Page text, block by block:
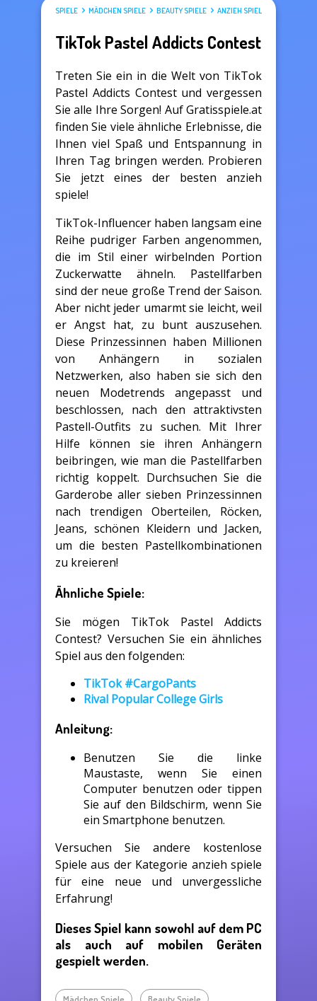
SPIELE MÄDCHEN SPIELE BEAUTY SPIELE ANZIEH SPIELE
TikTok Pastel Addicts Contest
Treten Sie ein in die Welt von TikTok
Pastel Addicts Contest und vergessen
Sie alle Ihre Sorgen! Auf Gratisspiele.at
finden Sie viele ähnliche Erlebnisse, die
Ihnen viel Spaß und Entspannung in
Ihren Tag bringen werden. Probieren
Sie jetzt eines der besten anzieh
spiele!
TikTok-Influencer haben langsam eine
Reihe pudriger Farben angenommen,
die im Stil einer wirbelnden Portion
Zuckerwatte ähneln. Pastellfarben
sind der neue große Trend der Saison.
Aber nicht jeder umarmt sie leicht, weil
er Angst hat, zu bunt auszusehen.
Diese Prinzessinnen haben Millionen
von Anhängern in sozialen
Netzwerken, also haben sie sich den
neuen Modetrends angepasst und
beschlossen, nach den attraktivsten
Pastell-Outfits zu suchen. Mit Ihrer
Hilfe können sie ihren Anhängern
beibringen, wie man die Pastellfarben
richtig koppelt. Durchsuchen Sie die
Garderobe aller sieben Prinzessinnen
nach trendigen Oberteilen, Röcken,
Jeans, schönen Kleidern und Jacken,
um die besten Pastellkombinationen
zu kreieren!
Ähnliche Spiele:
Sie mögen TikTok Pastel Addicts
Contest? Versuchen Sie ein ähnliches
Spiel aus den folgenden:
TikTok #CargoPants
Rival Popular College Girls
Anleitung:
Benutzen Sie die linke
Maustaste, wenn Sie einen
Computer benutzen oder tippen
Sie auf den Bildschirm, wenn Sie
ein Smartphone benutzen.
Versuchen Sie andere kostenlose
Spiele aus der Kategorie anzieh spiele
für eine neue und unvergessliche
Erfahrung!
Dieses Spiel kann sowohl auf dem PC
als auch auf mobilen Geräten
gespielt werden.